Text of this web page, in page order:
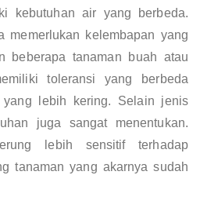
kebutuhan air yang berbeda.
memerlukan kelembapan yang
beberapa tanaman buah atau
toleransi yang berbeda
lebih kering. Selain jenis
juga sangat menentukan.
lebih sensitif terhadap
tanaman yang akarnya sudah